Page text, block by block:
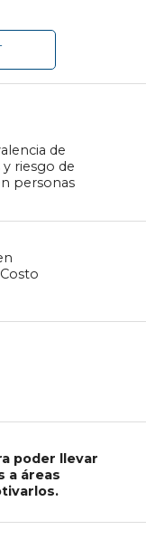
de
riesgo de
personas
poder llevar
a áreas